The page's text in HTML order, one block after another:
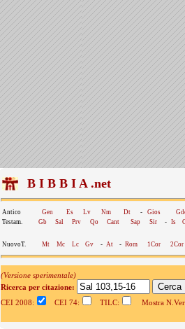
B I B B I A .net
Antico Gen Es Lv Nm Dt - Gios
Testam.
Gb Sal Prv Qo Cant Sap Sir - Is
NuovoT. Mt Mc Lc Gv - At - Rom 1Cor 2Cor
(Versione sperimentale)
Ricerca per citazione:
CEI 2008:
CEI 74: TILC: Mostra